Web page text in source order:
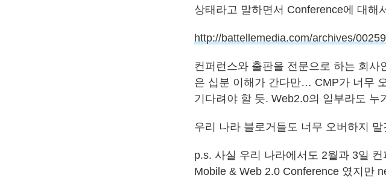
상태라고 말하면서 Conference에 대해
http://battellemedia.com/archives/
컨퍼런스와 출판을 전문으로 하는 회
은 십분 이해가 간다만… CMP가 너무
기다려야 할 듯. Web2.0의 일부라도 누
우리 나라 블로거들도 너무 오버하지 말
p.s. 사실 우리 나라에서도 2월과 3일
Mobile & Web 2.0 Conference 였지만